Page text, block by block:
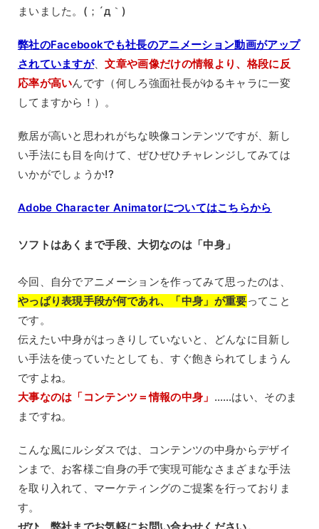
まいました。(；´д｀)ゞ
弊社のFacebookでも社長のアニメーション動画がアップ
されていますが、文章や画像だけの情報より、格段に反
応率が高いんです（何しろ強面社長がゆるキャラに一変
してますから！）。
敷居が高いと思われがちな映像コンテンツですが、新し
い手法にも目を向けて、ぜひぜひチャレンジしてみては
いかがでしょうか!?
Adobe Character Animatorについてはこちらから
ソフトはあくまで手段、大切なのは「中身」
今回、自分でアニメーションを作ってみて思ったのは、
やっぱり表現手段が何であれ、「中身」が重要ってこと
です。
伝えたい中身がはっきりしていないと、どんなに目新し
い手法を使っていたとしても、すぐ飽きられてしまうん
ですよね。
大事なのは「コンテンツ＝情報の中身」 ……はい、そのま
まですね。
こんな風にルシダスでは、コンテンツの中身からデザイ
ンまで、お客様ご自身の手で実現可能なさまざまな手法
を取り入れて、マーケティングのご提案を行っておりま
す。